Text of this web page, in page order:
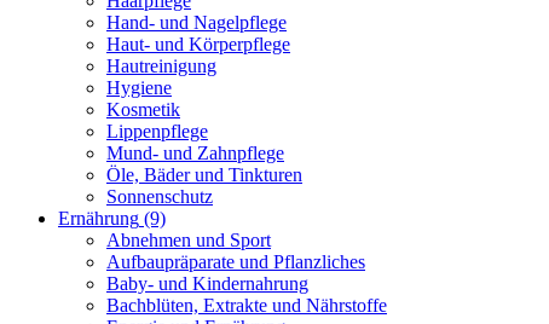
Hand- und Nagelpflege
Haut- und Körperpflege
Hautreinigung
Hygiene
Kosmetik
Lippenpflege
Mund- und Zahnpflege
Öle, Bäder und Tinkturen
Sonnenschutz
Ernährung (9)
Abnehmen und Sport
Aufbaupräparate und Pflanzliches
Baby- und Kindernahrung
Bachblüten, Extrakte und Nährstoffe